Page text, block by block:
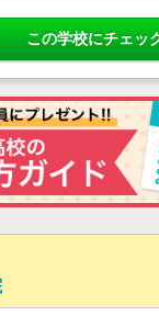
この学校にチェッ